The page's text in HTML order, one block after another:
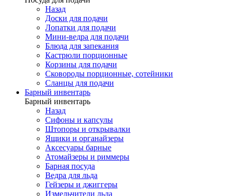
Назад
Доски для подачи
Лопатки для подачи
Мини-ведра для подачи
Блюда для запекания
Кастрюли порционные
Корзины для подачи
Сковороды порционные, сотейники
Сланцы для подачи
Барный инвентарь
Барный инвентарь
Назад
Сифоны и капсулы
Штопоры и открывалки
Ящики и органайзеры
Аксесуары барные
Атомайзеры и риммеры
Барная посуда
Ведра для льда
Гейзеры и джиггеры
Измельчители льда